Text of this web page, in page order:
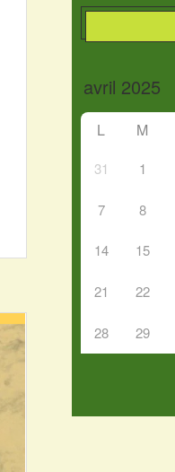
L M
31 1
7 8
14 15
21 22
28 29